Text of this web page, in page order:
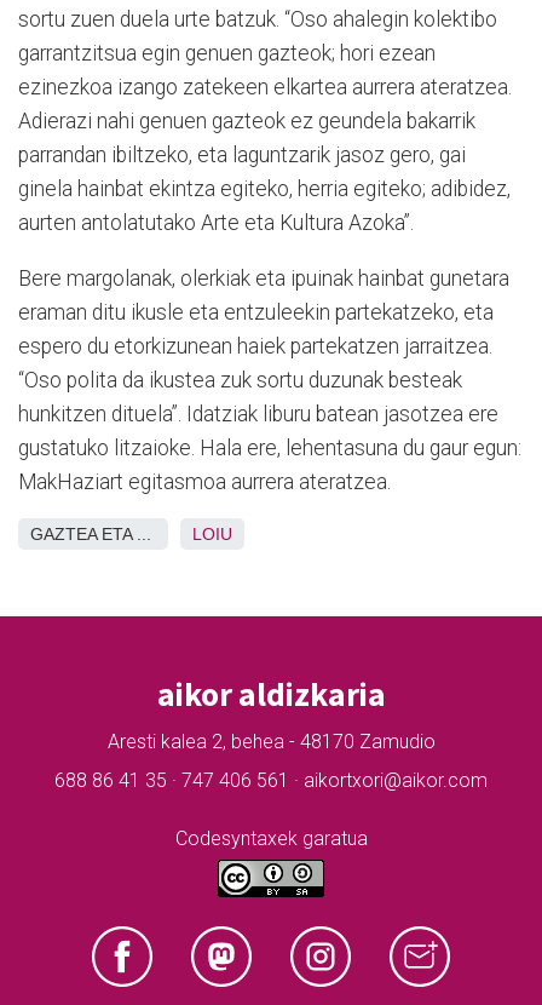
sortu zuen duela urte batzuk. “Oso ahalegin kolektibo
garrantzitsua egin genuen gazteok; hori ezean
ezinezkoa izango zatekeen elkartea aurrera ateratzea.
Adierazi nahi genuen gazteok ez geundela bakarrik
parrandan ibiltzeko, eta laguntzarik jasoz gero, gai
ginela hainbat ekintza egiteko, herria egiteko; adibidez,
aurten antolatutako Arte eta Kultura Azoka”.
Bere margolanak, olerkiak eta ipuinak hainbat gunetara
eraman ditu ikusle eta entzuleekin partekatzeko, eta
espero du etorkizunean haiek partekatzen jarraitzea.
“Oso polita da ikustea zuk sortu duzunak besteak
hunkitzen dituela”. Idatziak liburu batean jasotzea ere
gustatuko litzaioke. Hala ere, lehentasuna du gaur egun:
MakHaziart egitasmoa aurrera ateratzea.
GAZTEA ETA ... LOIU
aikor aldizkaria
Aresti kalea 2, behea - 48170 Zamudio
688 86 41 35 · 747 406 561 · aikortxori@aikor.com
Codesyntaxek garatua